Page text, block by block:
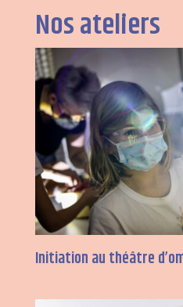
Nos ateliers
Initiation au théâtre